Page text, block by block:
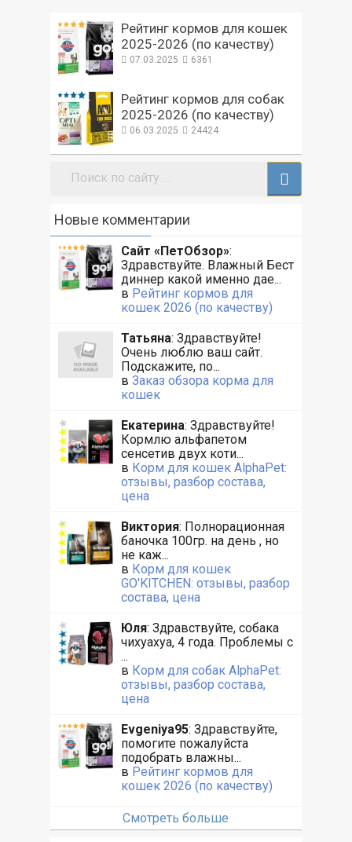
записей
Рейтинг кормов для кошек
2025-2026 (по качеству)
07.03.2025 6361
Рейтинг кормов для собак
2025-2026 (по качеству)
06.03.2025 24424
Поиск:
Новые комментарии
Сайт «ПетОбзор»:
Здравствуйте. Влажный Бест
диннер какой именно дае...
в Рейтинг кормов для
кошек 2026 (по качеству)
Татьяна: Здравствуйте!
Очень люблю ваш сайт.
Подскажите, по...
в Заказ обзора корма для
кошек
Екатерина: Здравствуйте!
Кормлю альфапетом
сенсетив двух коти...
в Корм для кошек AlphaPet:
отзывы, разбор состава,
цена
Виктория: Полнорационная
баночка 100гр. на день , но
не каж...
в Корм для кошек
GO'KITCHEN: отзывы, разбор
состава, цена
Юля: Здравствуйте, собака
чихуахуа, 4 года. Проблемы с
...
в Корм для собак AlphaPet:
отзывы, разбор состава,
цена
Evgeniya95: Здравствуйте,
помогите пожалуйста
подобрать влажны...
в Рейтинг кормов для
кошек 2026 (по качеству)
Смотреть больше